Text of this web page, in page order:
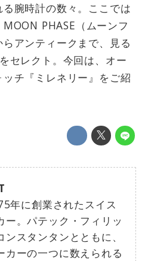
腕時計の数々。ここでは
PHASE（ムーンフ
アンティークまで、見る
セレクト。今回は、オー
チ『ミレネリー』をご紹
年に創業されたスイス
。パテック・フィリッ
スタンタンとともに、
カーの一つに数えられる